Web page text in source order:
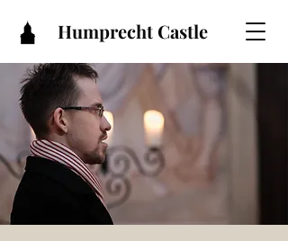
Humprecht Castle